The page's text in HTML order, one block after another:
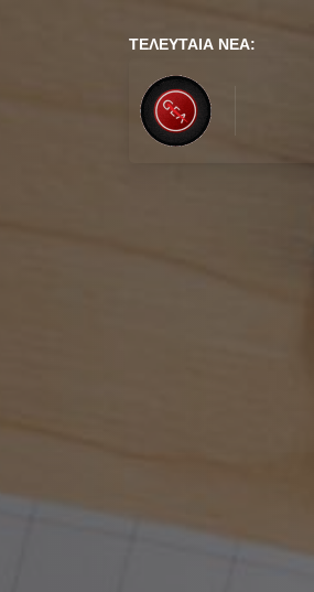
ΤΕΛΕΥΤΑΙΑ ΝΕΑ: